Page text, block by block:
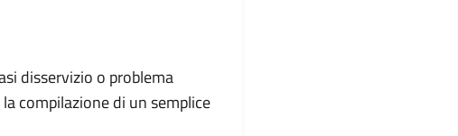
disservizio o problema
compilazione di un semplice